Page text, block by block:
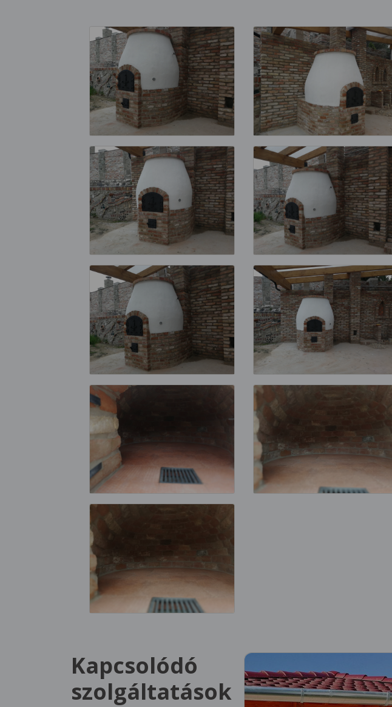
Kapcsolódó
szolgáltatások